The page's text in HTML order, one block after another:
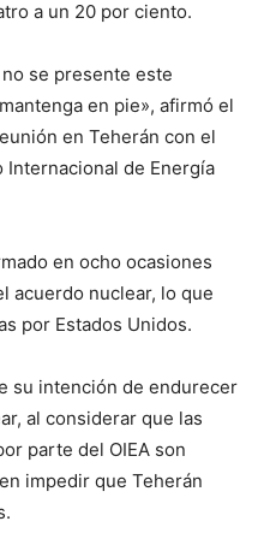
a un 20 por ciento.
se presente este
en pie», afirmó el
en Teherán con el
de Energía
en ocho ocasiones
acuerdo nuclear, lo que
por Estados Unidos.
su intención de endurecer
al considerar que las
parte del OIEA son
impedir que Teherán